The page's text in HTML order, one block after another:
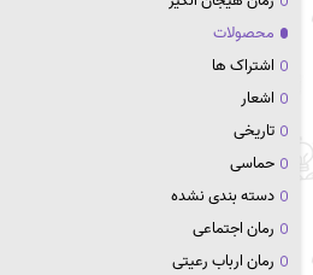
محصولات
اشتراک ها
اشعار
تاریخی
حماسی
دسته بندی نشده
رمان اجتماعی
رمان ارباب رعیتی